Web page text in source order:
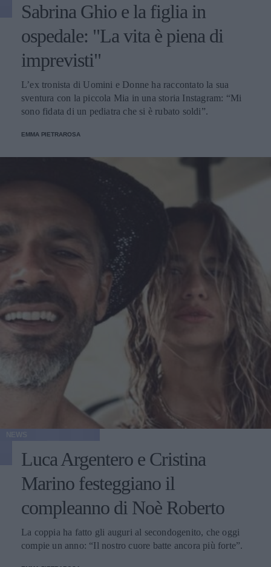
Sabrina Ghio e la figlia in
ospedale: "La vita è piena di
imprevisti"
L’ex tronista di Uomini e Donne ha raccontato la sua
sventura con la piccola Mia in una storia Instagram: “Mi
sono fidata di un pediatra che si è rubato soldi”.
EMMA PIETRAROSA
Luca Argentero e Cristina
Marino festeggiano il
compleanno di Noè Roberto
La coppia ha fatto gli auguri al secondogenito, che oggi
compie un anno: “Il nostro cuore batte ancora più forte”.